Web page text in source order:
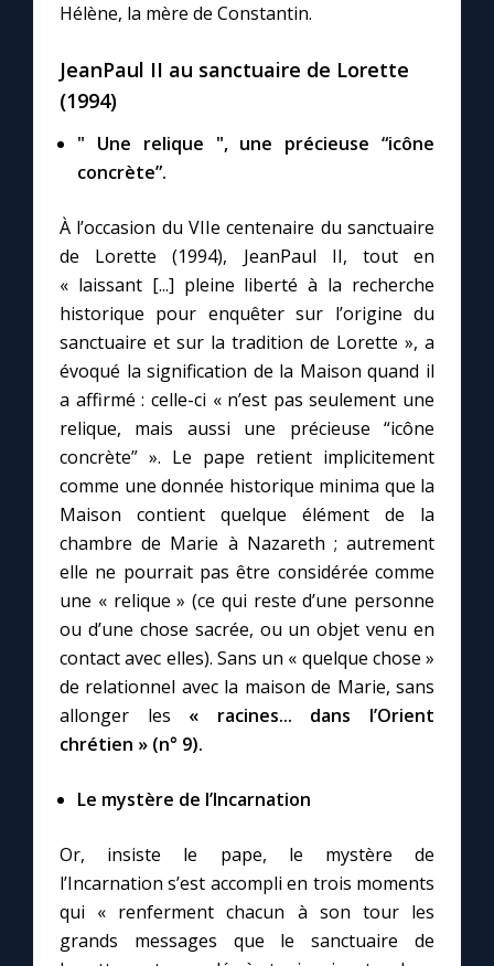
Hélène, la mère de Constantin.
JeanPaul II au sanctuaire de Lorette
(1994)
" Une relique ", une précieuse “icône
concrète”.
À l’occasion du VIIe centenaire du sanctuaire
de Lorette (1994), JeanPaul II, tout en
« laissant [...] pleine liberté à la recherche
historique pour enquêter sur l’origine du
sanctuaire et sur la tradition de Lorette », a
évoqué la signification de la Maison quand il
a affirmé : celle-ci « n’est pas seulement une
relique, mais aussi une précieuse “icône
concrète” ». Le pape retient implicitement
comme une donnée historique minima que la
Maison contient quelque élément de la
chambre de Marie à Nazareth ; autrement
elle ne pourrait pas être considérée comme
une « relique » (ce qui reste d’une personne
ou d’une chose sacrée, ou un objet venu en
contact avec elles). Sans un « quelque chose »
de relationnel avec la maison de Marie, sans
allonger les « racines... dans l’Orient
chrétien » (n° 9).
Le mystère de l’Incarnation
Or, insiste le pape, le mystère de
l’Incarnation s’est accompli en trois moments
qui « renferment chacun à son tour les
grands messages que le sanctuaire de